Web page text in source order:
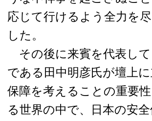
応じて行けるよう全力を
した。
その後に来賓を代表して
である田中明彦氏が壇上
保障を考えることの重要
る世界の中で、日本の安